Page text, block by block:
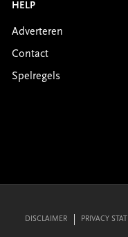
HELP
Adverteren
Contact
Spelregels
DISCLAIMER PRIVACY